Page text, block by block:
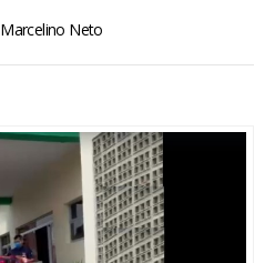
Marcelino Neto